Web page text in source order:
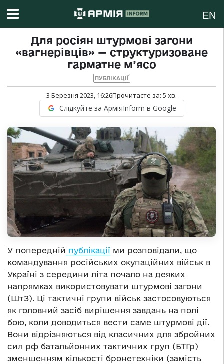
EN
Для росіян штурмові загони
«вагнерівців» — структуризоване
гарматне м’ясо
ПУБЛІКАЦІЇ
3 Березня 2023, 16:26Прочитаєте за: 5 хв.
Слідкуйте за АрміяInform в Google
У попередній публікації ми розповідали, що
командування російських окупаційних військ в
Україні з середини літа почало на деяких
напрямках використовувати штурмові загони
(ШтЗ). Ці тактичні групи військ застосовуються
як головний засіб вирішення завдань на полі
бою, коли доводиться вести саме штурмові дії.
Вони відрізняються від класичних для збройних
сил рф батальйонних тактичних груп (БТГр)
зменшенням кількості бронетехніки (замість